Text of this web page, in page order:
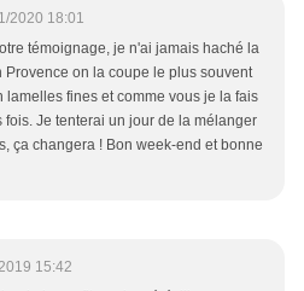
2020 18:01
témoignage, je n'ai jamais haché la
Provence on la coupe le plus souvent
lamelles fines et comme vous je la fais
fois. Je tenterai un jour de la mélanger
ça changera ! Bon week-end et bonne
15:42